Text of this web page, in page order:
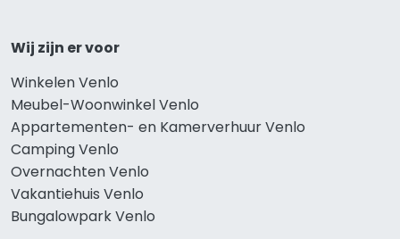
Wij zijn er voor
Winkelen Venlo
Meubel-Woonwinkel Venlo
Appartementen- en Kamerverhuur Venlo
Camping Venlo
Overnachten Venlo
Vakantiehuis Venlo
Bungalowpark Venlo